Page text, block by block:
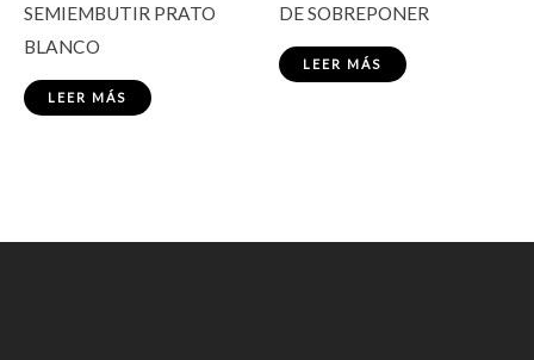
SEMIEMBUTIR PRATO
BLANCO
LEER MÁS
DE SOBREPONER
LEER MÁS